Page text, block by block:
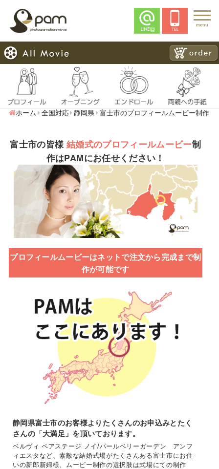
menu
ホーム 全国対応 静岡県 富士市のプロフィールムービー制作
富士市の皆様結婚式のプロフィールムービー制
作はPAMにお任せください！
プロフィールムービーはネットで注文から完成まで制
作が可能です
静岡県富士市のお客様よりたくさんのお申込みとたく
さんの「大満足」を頂いております。
ベルヴィ ペアステージ ノイ/パールベリーガーデン アンフ
ィエスタなど、素敵な結婚式場がたくさんある富士市にお住
いの新郎新婦様、ムービー制作の選択肢は式場にての制作